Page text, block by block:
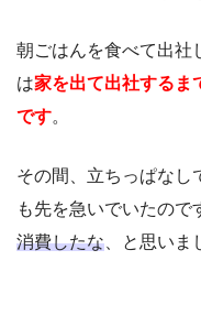
朝ごはんを食べて出社
は家を出て出社するま
です。
その間、立ちっぱなし
も先を急いでいたので
消費したな、と思いま